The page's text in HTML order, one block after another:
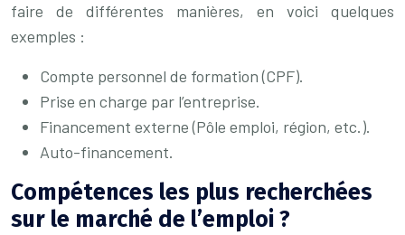
faire de différentes manières, en voici quelques
exemples :
Compte personnel de formation (CPF).
Prise en charge par l’entreprise.
Financement externe (Pôle emploi, région, etc.).
Auto-financement.
Compétences les plus recherchées
sur le marché de l’emploi ?